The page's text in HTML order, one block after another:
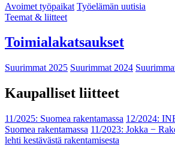
Avoimet työpaikat Työelämän uutisia
Teemat & liitteet
Toimialakatsaukset
Suurimmat 2025 Suurimmat 2024
Kaupalliset liitteet
11/2025: Suomea rakentamassa 12/2024:
Suomea rakentamassa 11/2023: Jokka −
lehti kestävästä rakentamisesta